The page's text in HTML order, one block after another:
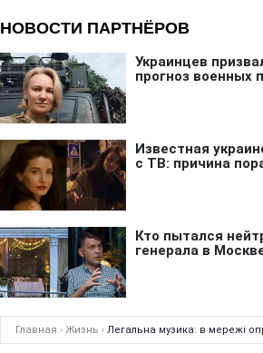
Главная › Жизнь › Легальна музика: в мережі